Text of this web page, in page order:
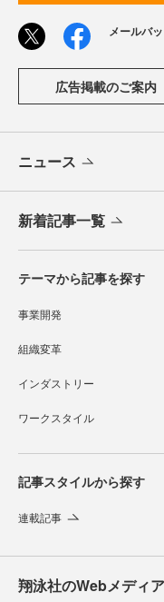
メールバ
広告掲載のご案内
ニュース
新着記事一覧
テーマから記事を探す
事業開発
組織変革
インダストリー
ワークスタイル
記事スタイルから探す
連載記事
翔泳社のWebメディア